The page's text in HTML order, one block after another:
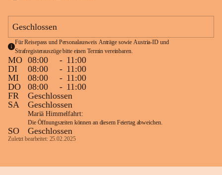
Geschlossen
Für Reisepass und Personalausweis Anträge sowie Austria-ID und
Strafregisterauszüge bitte einen Termin vereinbaren.
MO 08:00 - 11:00
DI
08:00 - 11:00
MI
08:00 - 11:00
DO
08:00 - 11:00
FR
Geschlossen
SA
Geschlossen
Mariä Himmelfahrt:
Die Öffnungszeiten können an diesem Feiertag abweichen.
SO Geschlossen
Zuletzt bearbeitet: 25.02.2025